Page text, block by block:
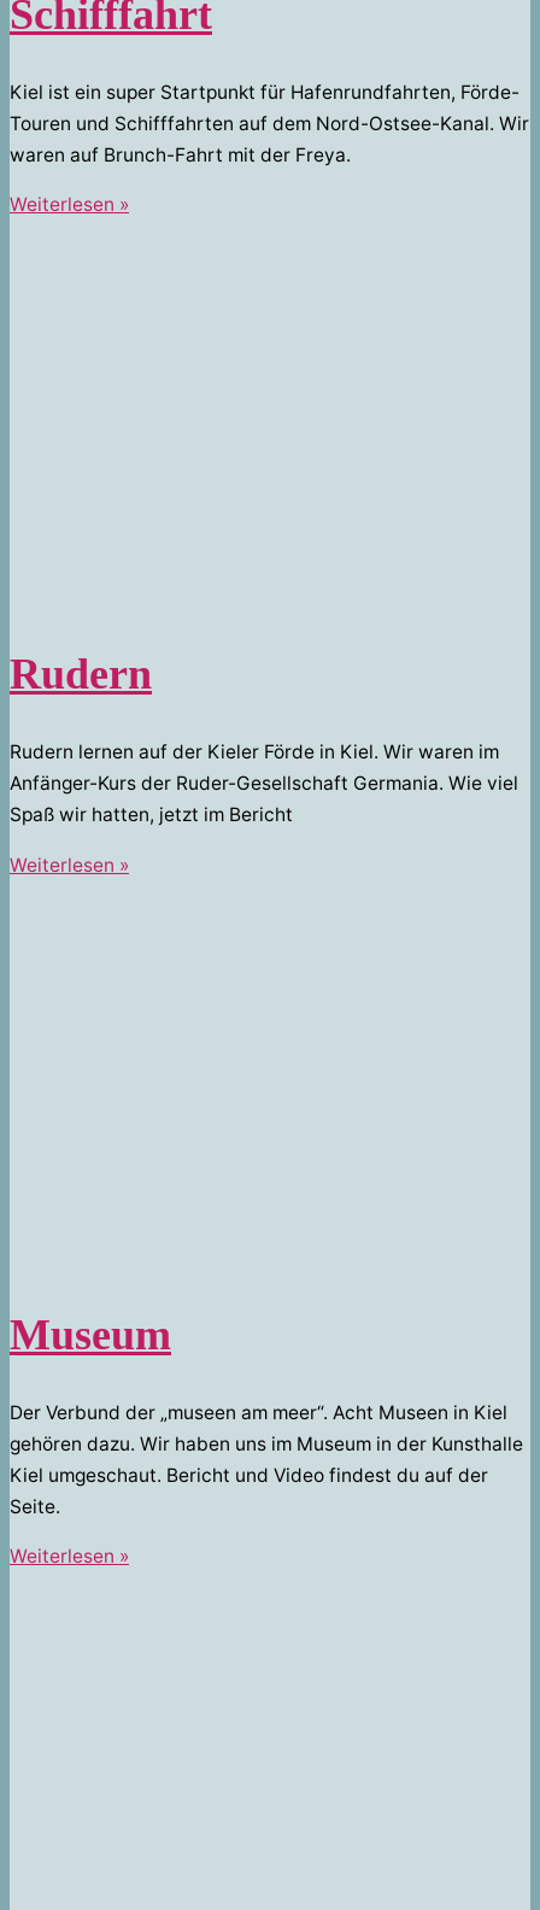
Schifffahrt
Kiel ist ein super Startpunkt für Hafenrundfahrten, Förde-
Touren und Schifffahrten auf dem Nord-Ostsee-Kanal. Wir
waren auf Brunch-Fahrt mit der Freya.
Schifffahrt
Weiterlesen »
Rudern
Rudern lernen auf der Kieler Förde in Kiel. Wir waren im
Anfänger-Kurs der Ruder-Gesellschaft Germania. Wie viel
Spaß wir hatten, jetzt im Bericht
Rudern
Weiterlesen »
Museum
Der Verbund der „museen am meer“. Acht Museen in Kiel
gehören dazu. Wir haben uns im Museum in der Kunsthalle
Kiel umgeschaut. Bericht und Video findest du auf der
Seite.
Museum
Weiterlesen »